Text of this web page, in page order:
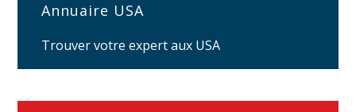
Annuaire USA
Trouver votre expert aux USA